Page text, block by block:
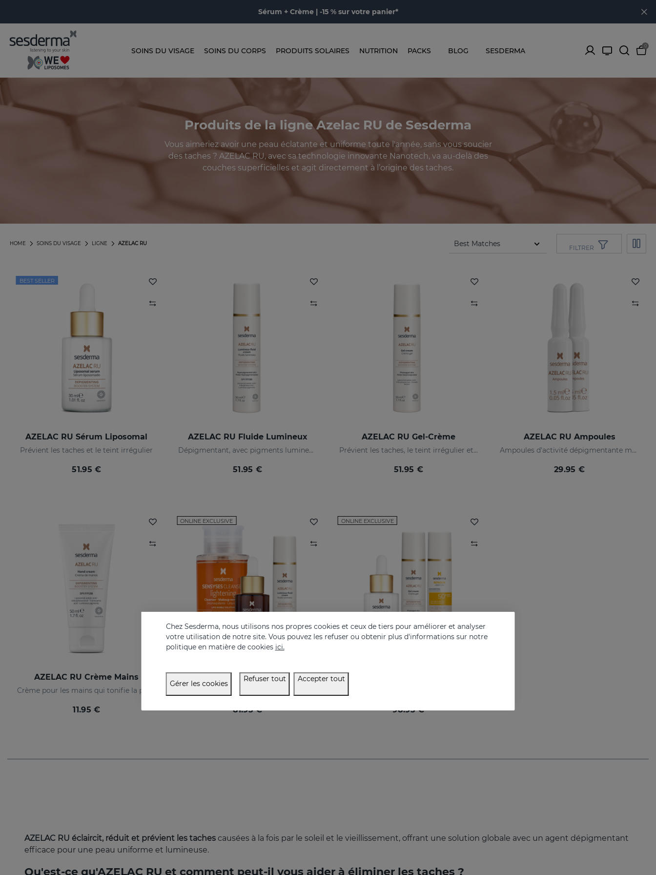
Sérum + Crème | -15 % sur votre panier*
SOINS DU VISAGE SOINS DU CORPS PRODUITS SOLAIRES NUTRITION PACKS BLOG SESDERMA
0
Produits de la ligne Azelac RU de Sesderma
Vous aimeriez avoir une peau éclatante et uniforme toute l'année, sans vous soucier
des taches ? AZELAC RU, avec sa technologie innovante Nanotech, va au-delà des
couches superficielles et agit directement à l’origine des taches.
AZELAC RU
LIGNE
SOINS DU VISAGE
HOME
FILTRER
BEST SELLER
AZELAC RU Sérum Liposomal
Prévient les taches et le teint irrégulier
51.95 €
AZELAC RU Fluide Lumineux
Dépigmentant, avec pigments lumineux et filtres solaires
51.95 €
AZELAC RU Gel-Crème
Prévient les taches, le teint irrégulier et les rides sur la peau
51.95 €
AZELAC RU Ampoules
Ampoules d'activité dépigmentante maximale
29.95 €
AZELAC RU Crème Mains
Crème pour les mains qui tonifie la peau
11.95 €
ONLINE EXCLUSIVE
PACK La Lumière Sur Ta Peau
81.95 €
ONLINE EXCLUSIVE
98.95 €
AZELAC RU éclaircit, réduit et prévient les taches causées à la fois par le soleil et le vieillissement, offrant une solution globale avec un agent dépigmentant
efficace pour une peau uniforme et lumineuse.
Qu'est-ce qu'AZELAC RU et comment peut-il vous aider à éliminer les taches ?
Chez Sesderma, nous utilisons nos propres cookies et ceux de tiers pour améliorer et analyser
votre utilisation de notre site. Vous pouvez les refuser ou obtenir plus d'informations sur notre
politique en matière de cookies ici.
Gérer les cookies
Refuser tout Accepter tout